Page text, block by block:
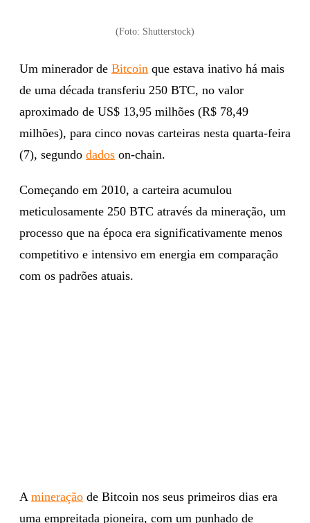
(Foto: Shutterstock)
Um minerador de Bitcoin que estava inativo há mais
de uma década transferiu 250 BTC, no valor
aproximado de US$ 13,95 milhões (R$ 78,49
milhões), para cinco novas carteiras nesta quarta-feira
(7), segundo dados on-chain.
Começando em 2010, a carteira acumulou
meticulosamente 250 BTC através da mineração, um
processo que na época era significativamente menos
competitivo e intensivo em energia em comparação
com os padrões atuais.
A mineração de Bitcoin nos seus primeiros dias era
uma empreitada pioneira, com um punhado de